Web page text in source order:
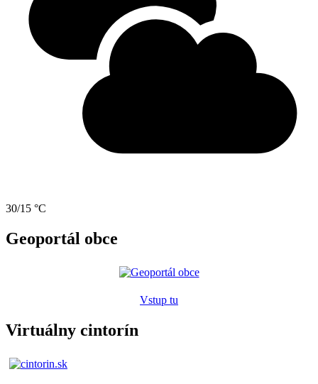
30/15 °C
Geoportál obce
Vstup tu
Virtuálny cintorín